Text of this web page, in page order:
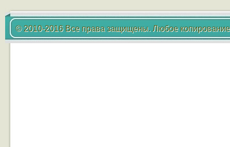
© 2010-2016 Все права защищены. Любое